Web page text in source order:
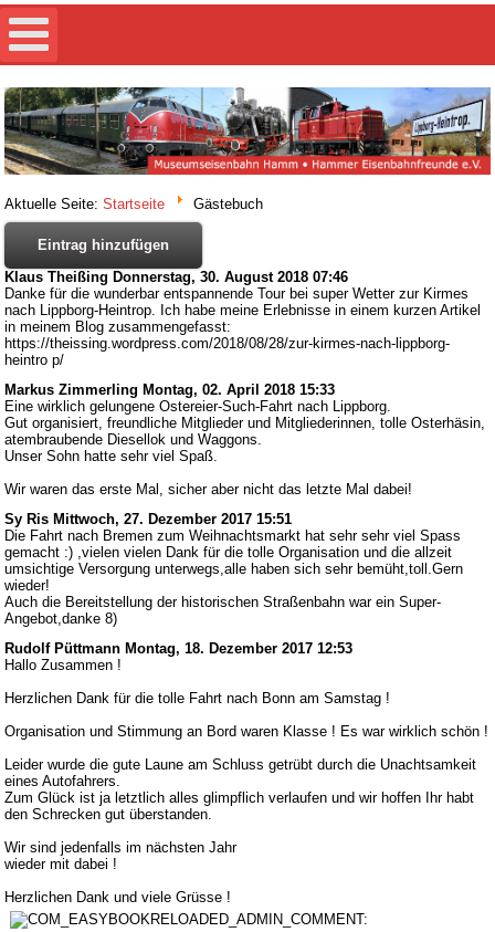
Aktuelle Seite:Startseite Gästebuch
Eintrag hinzufügen
Klaus Theißing Donnerstag, 30. August 2018 07:46
Danke für die wunderbar entspannende Tour bei super Wetter zur Kirmes
nach Lippborg-Heintrop. Ich habe meine Erlebnisse in einem kurzen Artikel
in meinem Blog zusammengefasst:
https://theissing.wordpress.com/2018/08/28/zur-kirmes-nach-lippborg-
heintro p/
Markus Zimmerling Montag, 02. April 2018 15:33
Eine wirklich gelungene Ostereier-Such-Fahrt nach Lippborg.
Gut organisiert, freundliche Mitglieder und Mitgliederinnen, tolle Osterhäsin,
atembraubende Diesellok und Waggons.
Unser Sohn hatte sehr viel Spaß.
Wir waren das erste Mal, sicher aber nicht das letzte Mal dabei!
Sy Ris Mittwoch, 27. Dezember 2017 15:51
Die Fahrt nach Bremen zum Weihnachtsmarkt hat sehr sehr viel Spass
gemacht :) ,vielen vielen Dank für die tolle Organisation und die allzeit
umsichtige Versorgung unterwegs,alle haben sich sehr bemüht,toll.Gern
wieder!
Auch die Bereitstellung der historischen Straßenbahn war ein Super-
Angebot,danke 8)
Rudolf Püttmann Montag, 18. Dezember 2017 12:53
Hallo Zusammen !
Herzlichen Dank für die tolle Fahrt nach Bonn am Samstag !
Organisation und Stimmung an Bord waren Klasse ! Es war wirklich schön !
Leider wurde die gute Laune am Schluss getrübt durch die Unachtsamkeit
eines Autofahrers.
Zum Glück ist ja letztlich alles glimpflich verlaufen und wir hoffen Ihr habt
den Schrecken gut überstanden.
Wir sind jedenfalls im nächsten Jahr
wieder mit dabei !
Herzlichen Dank und viele Grüsse !